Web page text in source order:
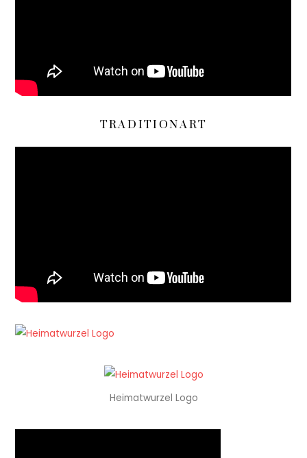
TRADITIONART
Heimatwurzel Logo